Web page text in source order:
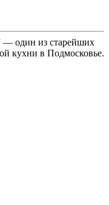
— один из старейших
кухни в Подмосковье.